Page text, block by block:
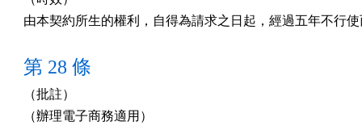
由本契約所生的權利，自得為請求之日起，經過五年不行
第 28 條
（批註）
（辦理電子商務適用）